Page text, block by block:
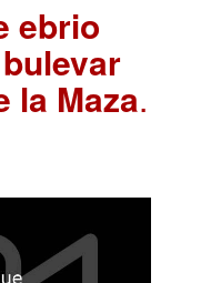
ebrio
la Maza.